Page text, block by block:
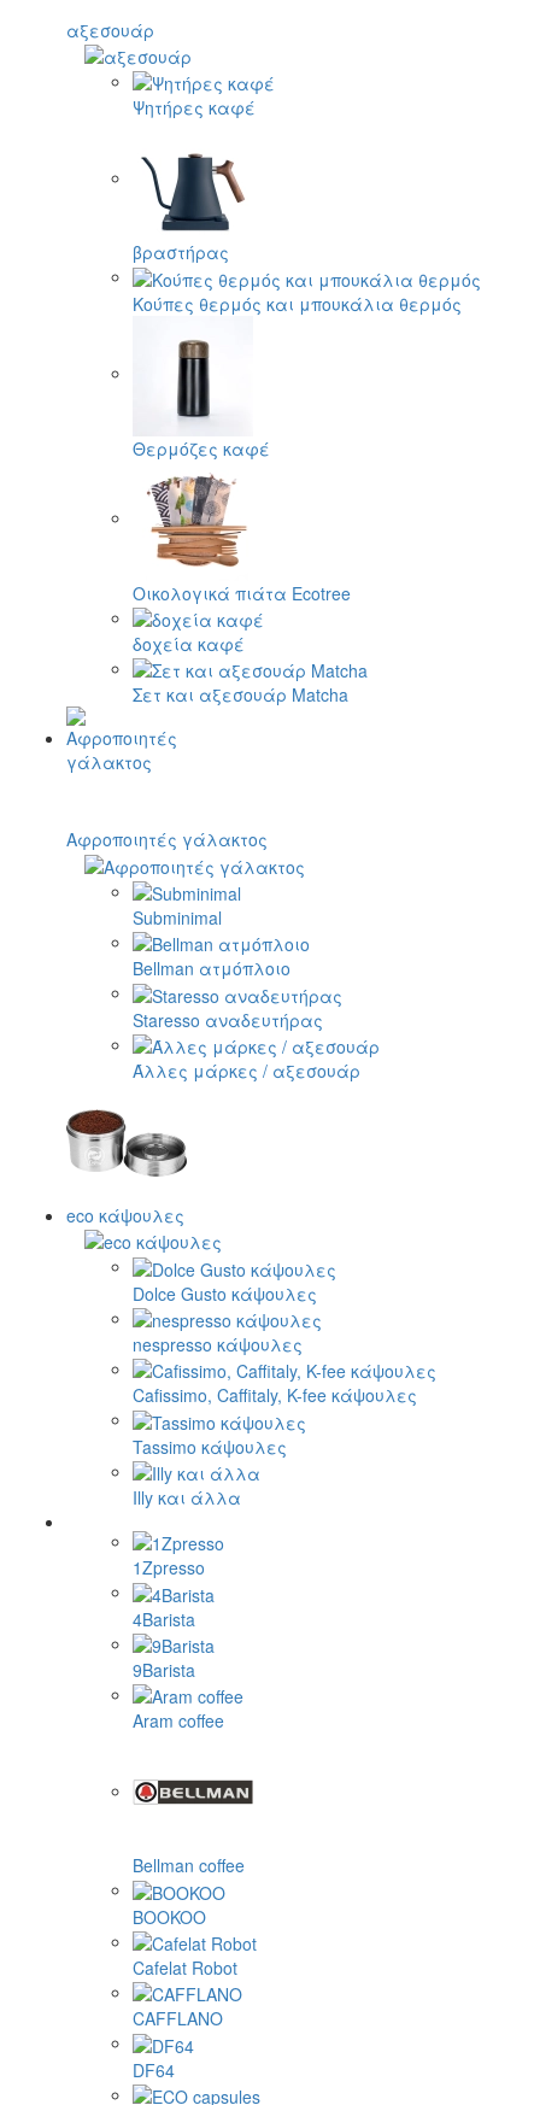
αξεσουάρ
Ψητήρες καφέ
βραστήρας
Κούπες θερμός και μπουκάλια θερμός
Θερμόζες καφέ
Οικολογικά πιάτα Ecotree
δοχεία καφέ
Σετ και αξεσουάρ Matcha
Αφροποιητές γάλακτος
Subminimal
Bellman ατμόπλοιο
Staresso αναδευτήρας
Άλλες μάρκες / αξεσουάρ
eco κάψουλες
Dolce Gusto κάψουλες
nespresso κάψουλες
Cafissimo, Caffitaly, K-fee κάψουλες
Tassimo κάψουλες
Illy και άλλα
1Zpresso
4Barista
9Barista
Aram coffee
Bellman coffee
BOOKOO
Cafelat Robot
CAFFLANO
DF64